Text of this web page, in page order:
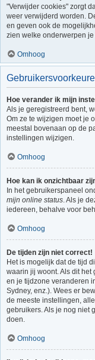
"Verwijder cookies" zorgt
weer verwijderd worden.
en geven ook de
zien welke onderwerpen
Omhoog
Hoe verander ik mijn
Als je geregistreerd bent,
Om ze te wijzigen moet je
meestal bovenaan op de
instellingen wijzigen.
Omhoog
Hoe kan ik onzichtbaar
In het gebruikerspaneel
mijn online status. Als je
iedereen, behalve voor
Omhoog
De tijden zijn niet correct!
Het is mogelijk dat de tijd
waarin jij woont. Als dit
en je tijdzone veranderen
Sydney, enz.). Wees er
de meeste instellingen,
gebruikers. Als je nog niet
doen.
Omhoog